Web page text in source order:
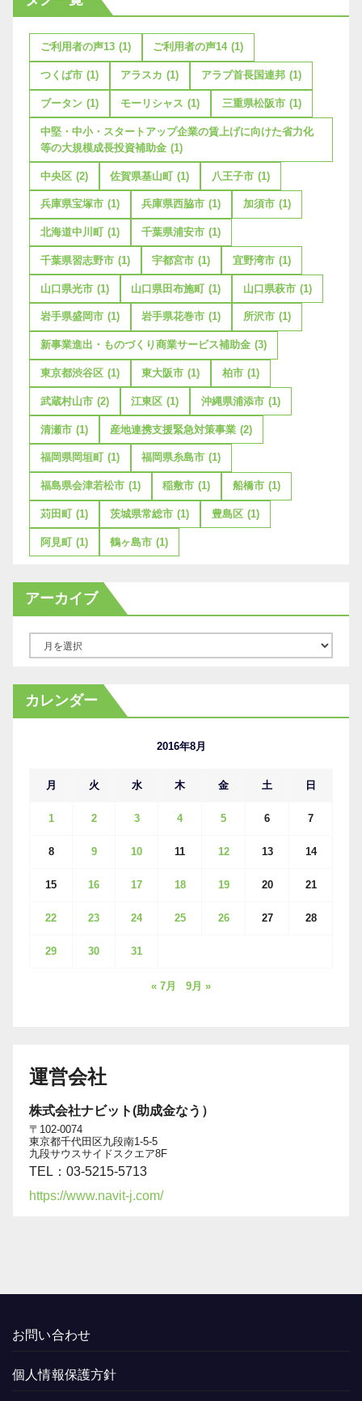
ご利用者の声13 (1) ご利用者の声14 (1)
つくば市 (1) アラスカ (1) アラブ首長国連邦 (1)
ブータン (1) モーリシャス (1) 三重県松阪市 (1)
中堅・中小・スタートアップ企業の賃上げに向けた省力化
等の大規模成長投資補助金 (1)
中央区 (2) 佐賀県基山町 (1) 八王子市 (1)
兵庫県宝塚市 (1) 兵庫県西脇市 (1) 加須市 (1)
北海道中川町 (1) 千葉県浦安市 (1)
千葉県習志野市 (1) 宇都宮市 (1) 宜野湾市 (1)
山口県光市 (1) 山口県田布施町 (1) 山口県萩市 (1)
岩手県盛岡市 (1) 岩手県花巻市 (1) 所沢市 (1)
新事業進出・ものづくり商業サービス補助金 (3)
東京都渋谷区 (1) 東大阪市 (1) 柏市 (1)
武蔵村山市 (2) 江東区 (1) 沖縄県浦添市 (1)
清瀬市 (1) 産地連携支援緊急対策事業 (2)
福岡県岡垣町 (1) 福岡県糸島市 (1)
福島県会津若松市 (1) 稲敷市 (1) 船橋市 (1)
苅田町 (1) 茨城県常総市 (1) 豊島区 (1)
阿見町 (1) 鶴ヶ島市 (1)
アーカイブ
カ
イ
カレンダー
2016年8月
月 火 水 木 金 土 日
1 2 3 4 5 6 7
8 9 10 11 12 13 14
15 16 17 18 19 20 21
22 23 24 25 26 27 28
29 30 31
« 7月 9月 »
運営会社
株式会社ナビット(助成金なう）
〒102-0074
東京都千代田区九段南1-5-5
九段サウスサイドスクエア8F
TEL：03-5215-5713
https://www.navit-j.com/
お問い合わせ
個人情報保護方針